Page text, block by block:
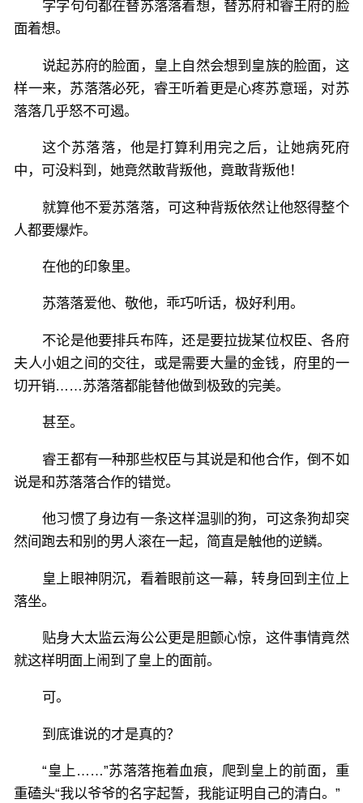
字字句句都在替苏落落着想，替苏府和睿王府的脸
面着想。
说起苏府的脸面，皇上自然会想到皇族的脸面，这
样一来，苏落落必死，睿王听着更是心疼苏意瑶，对苏
落落几乎怒不可遏。
这个苏落落，他是打算利用完之后，让她病死府
中，可没料到，她竟然敢背叛他，竟敢背叛他！
就算他不爱苏落落，可这种背叛依然让他怒得整个
人都要爆炸。
在他的印象里。
苏落落爱他、敬他，乖巧听话，极好利用。
不论是他要排兵布阵，还是要拉拢某位权臣、各府
夫人小姐之间的交往，或是需要大量的金钱，府里的一
切开销……苏落落都能替他做到极致的完美。
甚至。
睿王都有一种那些权臣与其说是和他合作，倒不如
说是和苏落落合作的错觉。
他习惯了身边有一条这样温驯的狗，可这条狗却突
然间跑去和别的男人滚在一起，简直是触他的逆鳞。
皇上眼神阴沉，看着眼前这一幕，转身回到主位上
落坐。
贴身大太监云海公公更是胆颤心惊，这件事情竟然
就这样明面上闹到了皇上的面前。
可。
到底谁说的才是真的？
“皇上……”苏落落拖着血痕，爬到皇上的前面，重
重磕头“我以爷爷的名字起誓，我能证明自己的清白。”